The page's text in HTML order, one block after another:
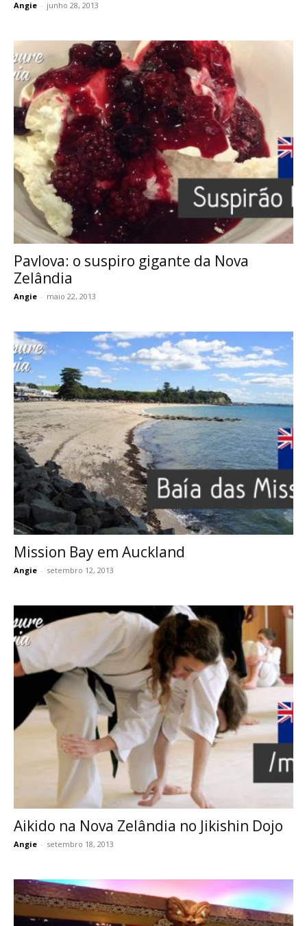
Angie - junho 28, 2013
Pavlova: o suspiro gigante da Nova
Zelândia
Angie - maio 22, 2013
Mission Bay em Auckland
Angie - setembro 12, 2013
Aikido na Nova Zelândia no Jikishin Dojo
Angie - setembro 18, 2013